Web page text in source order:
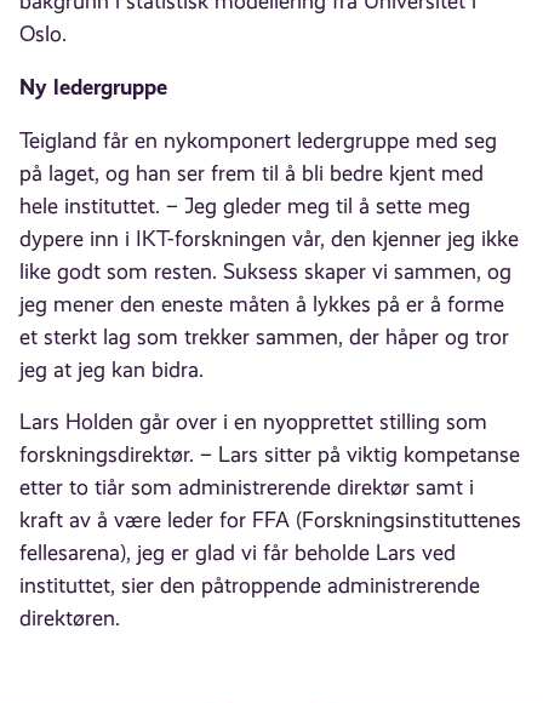
Oslo.
Ny ledergruppe
Teigland får en nykomponert ledergruppe med seg
på laget, og han ser frem til å bli bedre kjent med
hele instituttet. – Jeg gleder meg til å sette meg
dypere inn i IKT-forskningen vår, den kjenner jeg ikke
like godt som resten. Suksess skaper vi sammen, og
jeg mener den eneste måten å lykkes på er å forme
et sterkt lag som trekker sammen, der håper og tror
jeg at jeg kan bidra.
Lars Holden går over i en nyopprettet stilling som
forskningsdirektør. – Lars sitter på viktig kompetanse
etter to tiår som administrerende direktør samt i
kraft av å være leder for FFA (Forskningsinstituttenes
fellesarena), jeg er glad vi får beholde Lars ved
instituttet, sier den påtroppende administrerende
direktøren.